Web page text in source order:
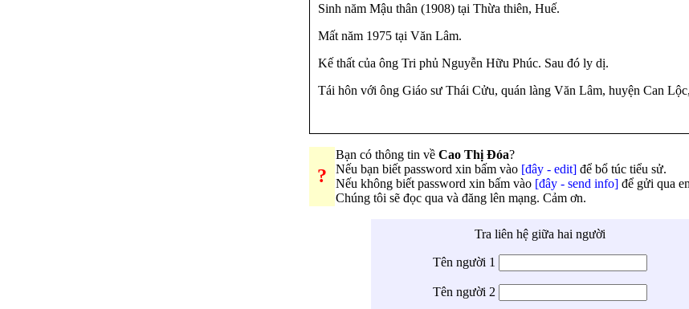
Sinh năm Mậu thân (1908) tại Thừa thiên, Huế.
Mất năm 1975 tại Văn Lâm.
Kế thất của ông Tri phủ Nguyễn Hữu Phúc. Sau đó ly dị.
Tái hôn với ông Giáo sư Thái Cửu, quán làng Văn Lâm, huyện Can
?
Bạn có thông tin về Cao Thị Đóa?
Nếu bạn biết password xin bấm vào [đây - edit]để bổ túc tiểu sử.
Nếu không biết password xin bấm vào [đây - send info]để gửi qua
Chúng tôi sẽ đọc qua và đăng lên mạng. Cảm ơn.
Tra liên hệ giữa hai người
Tên người 1
Tên người 2